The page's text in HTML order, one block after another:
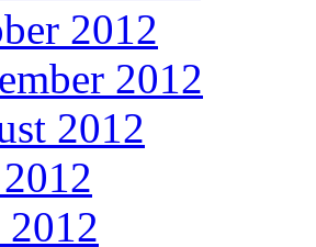
2012
2012
2012
2012